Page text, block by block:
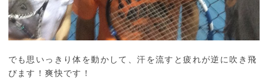
でも思いっきり体を動かして、汗を流すと疲れが逆に吹き飛
びます！爽快です！